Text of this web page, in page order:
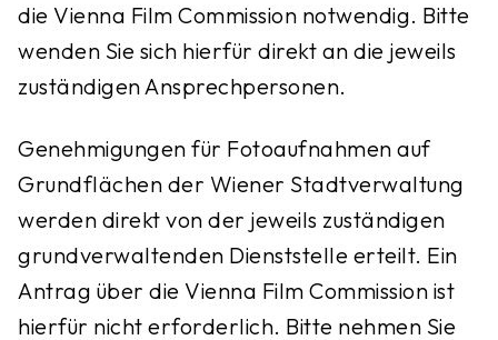
die Vienna Film Commission notwendig. Bitte
wenden Sie sich hierfür direkt an die jeweils
zuständigen Ansprechpersonen.
Genehmigungen für Fotoaufnahmen auf
Grundflächen der Wiener Stadtverwaltung
werden direkt von der jeweils zuständigen
grundverwaltenden Dienststelle erteilt. Ein
Antrag über die Vienna Film Commission ist
hierfür nicht erforderlich. Bitte nehmen Sie